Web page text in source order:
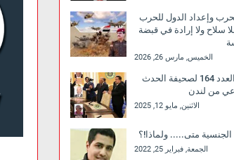
وإعداد الدول للحرب
سلاح ولا إرادة في قبضة
الخميس, مارس 26, 2026
صدور العدد 164 لصحيفة الحدث
من لندن
الاثنين, مايو 12, 2025
الجنسية متى..... ولماذا!؟
الجمعة, فبراير 25, 2022